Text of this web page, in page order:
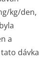
kg/den,
a
dávka